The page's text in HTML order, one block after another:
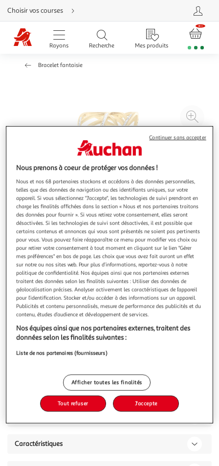
Aller
directement
au
contenu
Aller
directement
Aller
besoin
Choisir vos courses
Rayons Recherche Mes produits
Bracelet fantaisie
à
Illustration
précédente
Illustration
suivante
5.0 (1)
SC BOHEME
Bracelet feuille par SC Bohème orné de cristaux
scintillants
Bracelet par SC Bohème.Acier inoxydable doré à l'or
3,5cm
En savoir +
Vous voulez connaître le prix de ce produit ?
Caractéristiques
Nous prenons à coeur de protéger vos données !
Nous et nos 68 partenaires stockons et accédons à des données personnelles,
telles que des données de navigation ou des identifiants uniques, sur votre
appareil. Si vous sélectionnez "J'accepte", les technologies de suivi prendront en
charge les finalités affichées dans la section « Nous et nos partenaires traitons
des données pour fournir ». Si vous retirez votre consentement, elles seront
désactivées. Si les technologies de suivi sont désactivées, il est possible que
certains contenus et annonces qui vous sont présentés ne soient pas pertinents
pour vous. Vous pouvez faire réapparaître ce menu pour modifier vos choix ou
pour retirer votre consentement à tout moment en cliquant sur le lien "Gérer
mes préférences" en bas de page. Les choix que vous avez fait auront un effet
sur notre ou nos sites web. Pour plus d’informations, reportez-vous à notre
politique de confidentialité. Nos équipes ainsi que nos partenaires externes
traitent des données selon les finalités suivantes : Utiliser des données de
géolocalisation précises. Analyser activement les caractéristiques de l’appareil
pour l’identification. Stocker et/ou accéder à des informations sur un appareil.
Publicités et contenu personnalisés, mesure de performance des publicités et du
contenu, études d’audience et développement de services.
Nos équipes ainsi que nos partenaires externes, traitent des
données selon les finalités suivantes :
Liste de nos partenaires (fournisseurs)
Afficher toutes les finalités
Tout refuser J'accepte
Continuer sans accepter